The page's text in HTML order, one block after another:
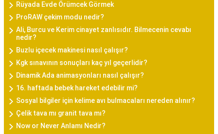
Rüyada Evde Örümcek Görmek
ProRAW çekim modu nedir?
Ali, Burcu ve Kerim cinayet zanlısıdır. Bilmecenin cevabı
nedir?
Buzlu içecek makinesi nasıl çalışır?
Kgk sınavının sonuçları kaç yıl geçerlidir?
Dinamik Ada animasyonları nasıl çalışır?
16. haftada bebek hareket edebilir mi?
Sosyal bilgiler için kelime avı bulmacaları nereden alınır?
Çelik tava mı granit tava mı?
Now or Never Anlamı Nedir?